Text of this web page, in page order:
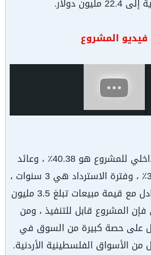
مليون دولار.
فيديو المشروع
معدل العائد الداخلي للمشروع هو 40.38٪ ، وعائد
الاستثمار هو 38.6٪ ، وفترة الاسترداد هي 3 سنوات ،
وكسر نقطة التعادل مع قيمة مبيعات تبلغ 3.5 مليون
فإن المشروع قابل للتنفيذ ، ومن
على حصة كبيرة من السوق في
الأسواق الفلسطينية الأردنية.